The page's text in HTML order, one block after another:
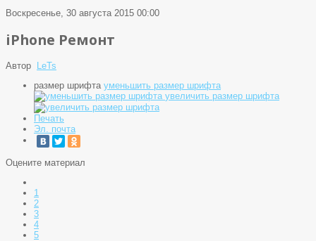
Воскресенье, 30 августа 2015 00:00
iPhone Ремонт
Автор
LeTs
размер шрифта уменьшить размер шрифта
увеличить размер шрифта
Печать
Эл. почта
Оцените материал
1
2
3
4
5